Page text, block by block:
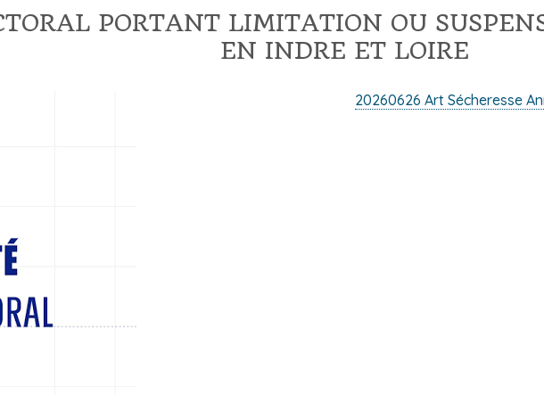
PORTANT LIMITATION OU
EN INDRE ET LOIRE
20260626 Art Sécheresse